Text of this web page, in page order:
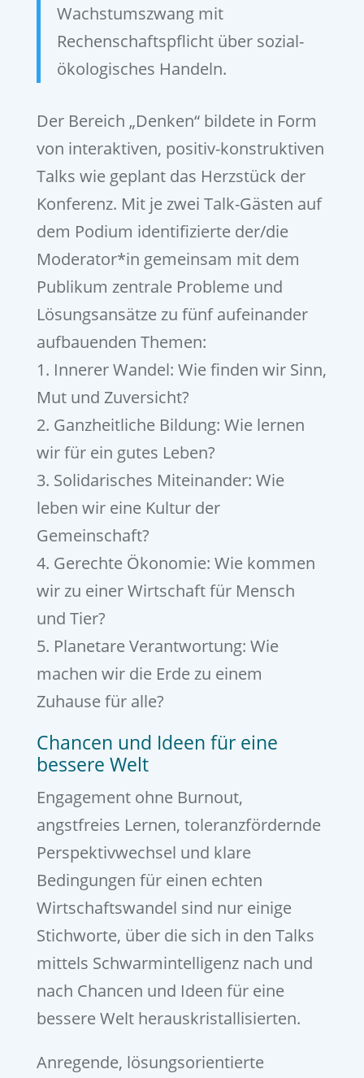
Wachstumszwang mit
Rechenschaftspflicht über sozial-
ökologisches Handeln.
Der Bereich „Denken“ bildete in Form
von interaktiven, positiv-konstruktiven
Talks wie geplant das Herzstück der
Konferenz. Mit je zwei Talk-Gästen auf
dem Podium identifizierte der/die
Moderator*in gemeinsam mit dem
Publikum zentrale Probleme und
Lösungsansätze zu fünf aufeinander
aufbauenden Themen:
1. Innerer Wandel: Wie finden wir Sinn,
Mut und Zuversicht?
2. Ganzheitliche Bildung: Wie lernen
wir für ein gutes Leben?
3. Solidarisches Miteinander: Wie
leben wir eine Kultur der
Gemeinschaft?
4. Gerechte Ökonomie: Wie kommen
wir zu einer Wirtschaft für Mensch
und Tier?
5. Planetare Verantwortung: Wie
machen wir die Erde zu einem
Zuhause für alle?
Chancen und Ideen für eine
bessere Welt
Engagement ohne Burnout,
angstfreies Lernen, toleranzfördernde
Perspektivwechsel und klare
Bedingungen für einen echten
Wirtschaftswandel sind nur einige
Stichworte, über die sich in den Talks
mittels Schwarmintelligenz nach und
nach Chancen und Ideen für eine
bessere Welt herauskristallisierten.
Anregende, lösungsorientierte